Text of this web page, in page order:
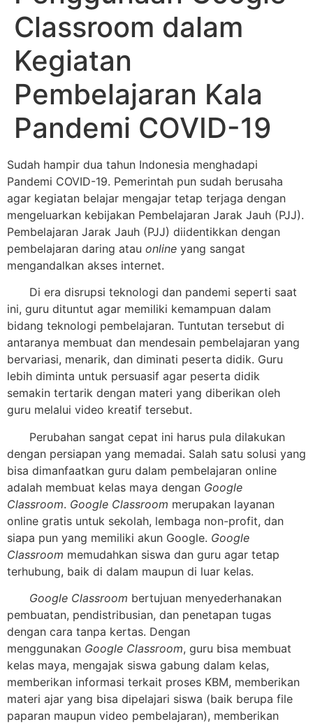
Classroom dalam
Kegiatan
Pembelajaran Kala
Pandemi COVID-19
Sudah hampir dua tahun Indonesia menghadapi
Pandemi COVID-19. Pemerintah pun sudah berusaha
agar kegiatan belajar mengajar tetap terjaga dengan
mengeluarkan kebijakan Pembelajaran Jarak Jauh (PJJ).
Pembelajaran Jarak Jauh (PJJ) diidentikkan dengan
pembelajaran daring atau online yang sangat
mengandalkan akses internet.
Di era disrupsi teknologi dan pandemi seperti saat
ini, guru dituntut agar memiliki kemampuan dalam
bidang teknologi pembelajaran. Tuntutan tersebut di
antaranya membuat dan mendesain pembelajaran yang
bervariasi, menarik, dan diminati peserta didik. Guru
lebih diminta untuk persuasif agar peserta didik
semakin tertarik dengan materi yang diberikan oleh
guru melalui video kreatif tersebut.
Perubahan sangat cepat ini harus pula dilakukan
dengan persiapan yang memadai. Salah satu solusi yang
bisa dimanfaatkan guru dalam pembelajaran online
adalah membuat kelas maya dengan Google
Classroom. Google Classroom merupakan layanan
online gratis untuk sekolah, lembaga non-profit, dan
siapa pun yang memiliki akun Google. Google
Classroom memudahkan siswa dan guru agar tetap
terhubung, baik di dalam maupun di luar kelas.
Google Classroom bertujuan menyederhanakan
pembuatan, pendistribusian, dan penetapan tugas
dengan cara tanpa kertas. Dengan
menggunakan Google Classroom, guru bisa membuat
kelas maya, mengajak siswa gabung dalam kelas,
memberikan informasi terkait proses KBM, memberikan
materi ajar yang bisa dipelajari siswa (baik berupa file
paparan maupun video pembelajaran), memberikan